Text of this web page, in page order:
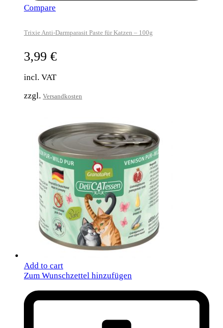
Compare
Trixie Anti-Darmparasit Paste für Katzen – 100g
3,99 €
incl. VAT
zzgl. Versandkosten
Add to cart
Zum Wunschzettel hinzufügen